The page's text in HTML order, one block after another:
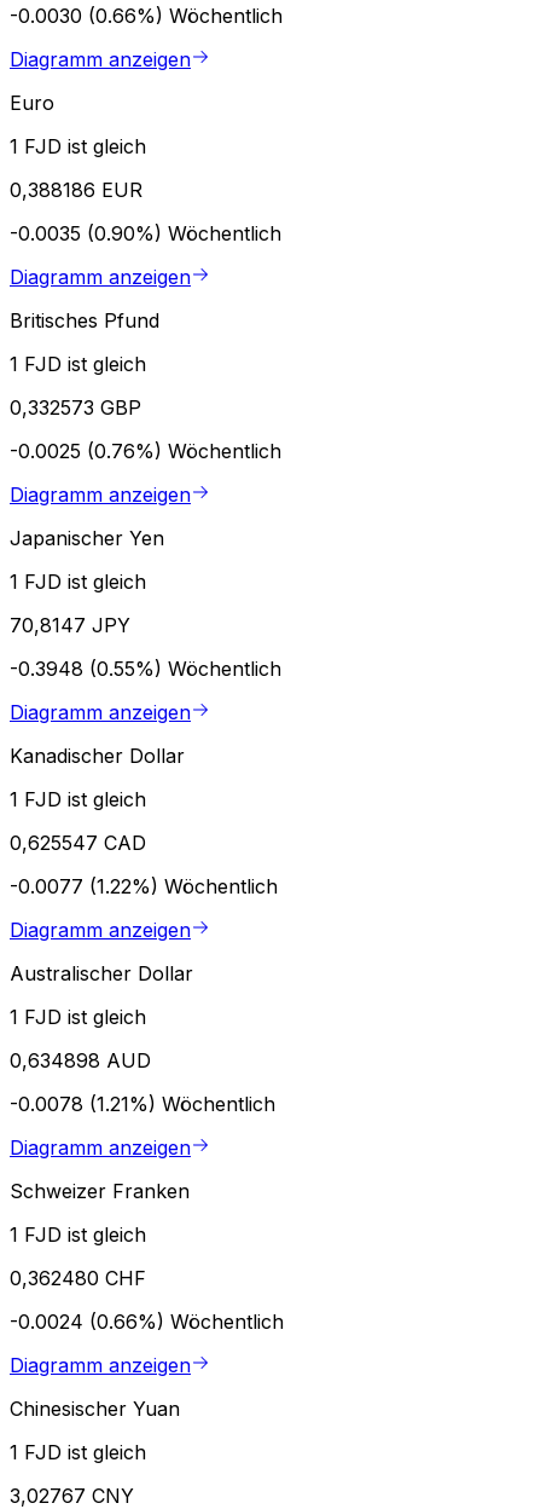
-0.0030 (0.66%) Wöchentlich
Diagramm anzeigen
Euro
1 FJD ist gleich
0,388186 EUR
-0.0035 (0.90%) Wöchentlich
Diagramm anzeigen
Britisches Pfund
1 FJD ist gleich
0,332573 GBP
-0.0025 (0.76%) Wöchentlich
Diagramm anzeigen
Japanischer Yen
1 FJD ist gleich
70,8147 JPY
-0.3948 (0.55%) Wöchentlich
Diagramm anzeigen
Kanadischer Dollar
1 FJD ist gleich
0,625547 CAD
-0.0077 (1.22%) Wöchentlich
Diagramm anzeigen
Australischer Dollar
1 FJD ist gleich
0,634898 AUD
-0.0078 (1.21%) Wöchentlich
Diagramm anzeigen
Schweizer Franken
1 FJD ist gleich
0,362480 CHF
-0.0024 (0.66%) Wöchentlich
Diagramm anzeigen
Chinesischer Yuan
1 FJD ist gleich
3,02767 CNY